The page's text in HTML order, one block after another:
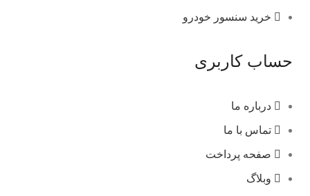
خرید سنسور خودرو
حساب کاربری
درباره ما
تماس با ما
صفحه پرداخت
وبلاگ